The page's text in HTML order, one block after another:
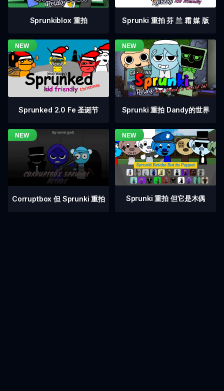
Sprunkiblox 重拍 Sprunki 重拍 芬 兰 霜 媒 版
Sprunked 2.0 Fe 圣诞节 Sprunki 重拍 Dandy的世界
Corruptbox 但 Sprunki 重拍 Sprunki 重拍 但它是木偶